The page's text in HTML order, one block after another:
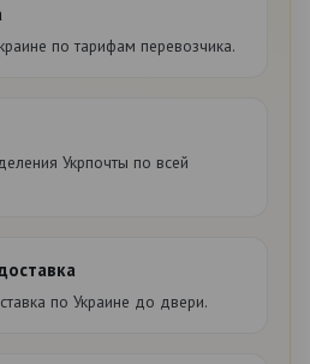
по тарифам перевозчика.
Укрпочты по всей
по Украине до двери.